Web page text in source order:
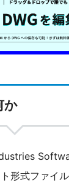
か
形式ファイル